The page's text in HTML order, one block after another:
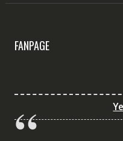
FANPAGE